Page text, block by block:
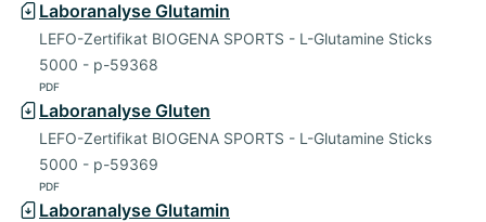
Laboranalyse Glutamin
LEFO-Zertifikat BIOGENA SPORTS - L-Glutamine Sticks
5000 - p-59368
PDF
Laboranalyse Gluten
LEFO-Zertifikat BIOGENA SPORTS - L-Glutamine Sticks
5000 - p-59369
PDF
Laboranalyse Glutamin